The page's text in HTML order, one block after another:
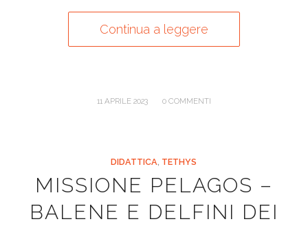
Continua a leggere
11 APRILE 2023
/ 0 COMMENTI
DIDATTICA, TETHYS
MISSIONE PELAGOS –
BALENE E DELFINI DEI